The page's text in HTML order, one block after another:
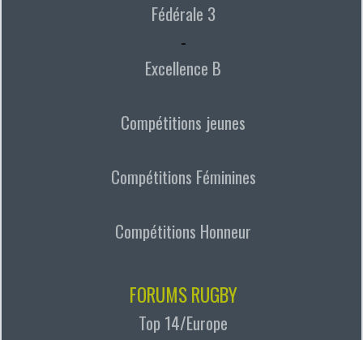
Fédérale 3
-
Excellence B
Compétitions jeunes
Compétitions Féminines
Compétitions Honneur
FORUMS RUGBY
Top 14/Europe